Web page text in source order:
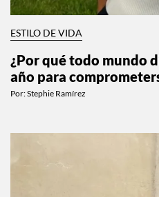
ESTILO DE VIDA
¿Por qué todo mundo
año para
Por:Stephie Ramírez